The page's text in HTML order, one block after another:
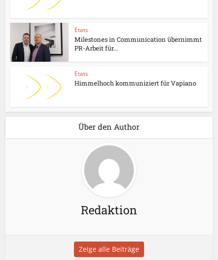
Etats
Milestones in Communication übernimmt
PR-Arbeit für...
Etats
Himmelhoch kommuniziert für Vapiano
Über den Author
Redaktion
Zeige alle Beiträge